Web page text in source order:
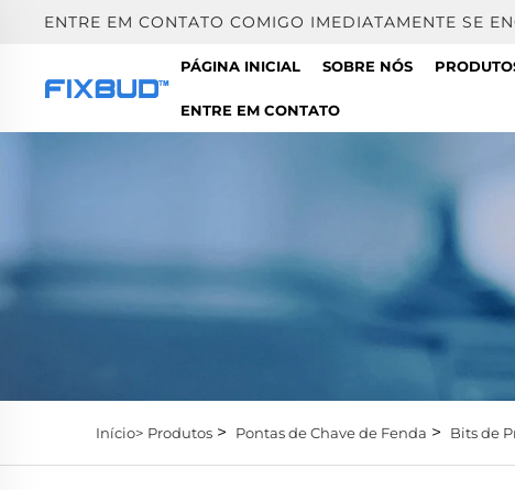
ENTRE EM CONTATO COMIGO IMEDIATAMENTE SE
PÁGINA INICIAL SOBRE NÓS
ENTRE EM CONTATO
Início> Produtos > Pontas de Chave de Fenda > Bits de